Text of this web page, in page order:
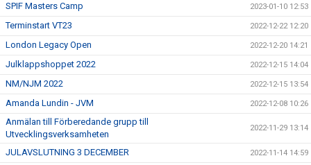
SPIF Masters Camp 2023-01-10 12:53
Terminstart VT23 2022-12-22 12:20
London Legacy Open 2022-12-20 14:21
Julklappshoppet 2022 2022-12-15 14:04
NM/NJM 2022 2022-12-15 13:54
Amanda Lundin - JVM 2022-12-08 10:26
Anmälan till Förberedande grupp till
Utvecklingsverksamheten
2022-11-29 13:14
JULAVSLUTNING 3 DECEMBER 2022-11-14 14:59